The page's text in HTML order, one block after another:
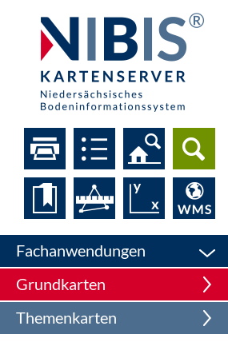
Fachanwendungen
Grundkarten
Themenkarten